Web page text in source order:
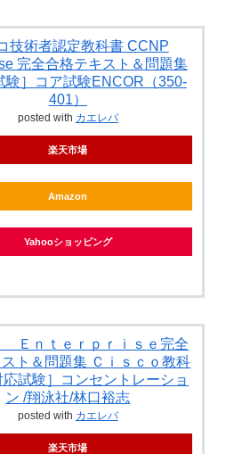
技術者認定教科書 CCNP
完全合格テキスト＆問題集
験］コア試験ENCOR（350-
401）
posted with カエレバ
楽天市場
Amazon
Yahooショッピング
Ｅｎｔｅｒｐｒｉｓｅ完全
ト＆問題集 Ｃｉｓｃｏ教科
試験］コンセントレーショ
ン /翔泳社/林口裕志
posted with カエレバ
楽天市場